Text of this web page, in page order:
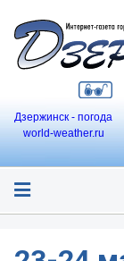
Дзержинск - погода
world-weather.ru